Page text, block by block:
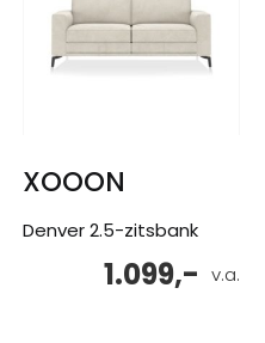
XOOON
Denver 2.5-zitsbank
v.a.
1.099,-